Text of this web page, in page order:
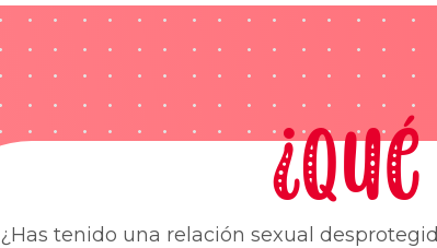
¿Has tenido una relación sexual